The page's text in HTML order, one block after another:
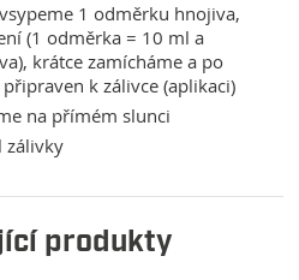
1 odměrku hnojiva,
(1 odměrka = 10 ml a
krátce zamícháme a po
k zálivce (aplikaci)
na přímém slunci
zálivky
produkty